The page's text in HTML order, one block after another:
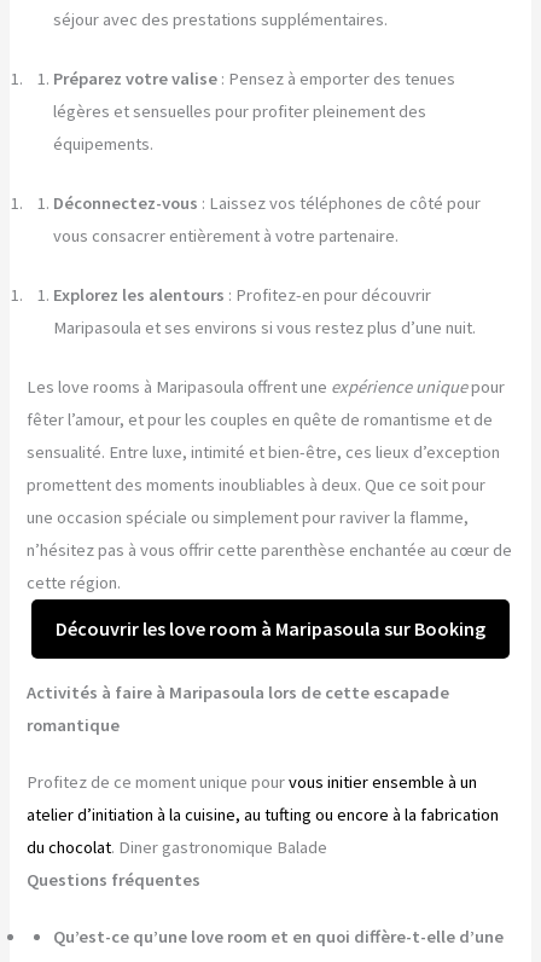
séjour avec des prestations supplémentaires.
Préparez votre valise : Pensez à emporter des tenues
légères et sensuelles pour profiter pleinement des
équipements.
Déconnectez-vous : Laissez vos téléphones de côté pour
vous consacrer entièrement à votre partenaire.
Explorez les alentours : Profitez-en pour découvrir
Maripasoula et ses environs si vous restez plus d’une nuit.
Les love rooms à Maripasoula offrent une expérience uniquepour
fêter l’amour, et pour les couples en quête de romantisme et de
sensualité. Entre luxe, intimité et bien-être, ces lieux d’exception
promettent des moments inoubliables à deux. Que ce soit pour
une occasion spéciale ou simplement pour raviver la flamme,
n’hésitez pas à vous offrir cette parenthèse enchantée au cœur de
cette région.
Découvrir les love room à Maripasoula sur Booking
Activités à faire à Maripasoula lors de cette escapade
romantique
Profitez de ce moment unique pourvous initier ensemble à un
atelier d’initiation à la cuisine, au tufting ou encore à la fabrication
du chocolat. Diner gastronomique Balade
Questions fréquentes
Qu’est-ce qu’une love room et en quoi diffère-t-elle d’une